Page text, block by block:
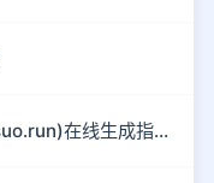
3分钟搞定防红链接！快缩短网址(suo.run)在线生成指南